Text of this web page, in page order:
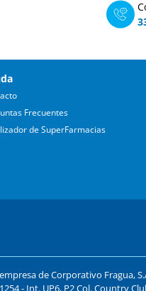
Frecuentes
de SuperFarmacias
de Corporativo Fragua,
- Int. UP6, P2 Col. Country